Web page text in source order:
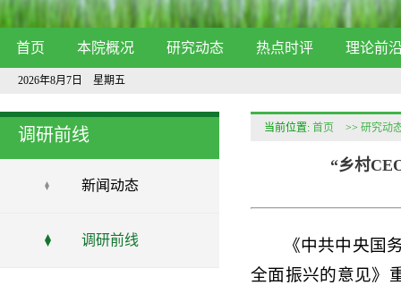
首页 本院概况 研究动态 热点时评 理论前
2026年8月7日 星期五
调研前线
新闻动态
调研前线
当前位置: 首页 >> 研究动
“乡村
《中共中央国
全面振兴的意见》